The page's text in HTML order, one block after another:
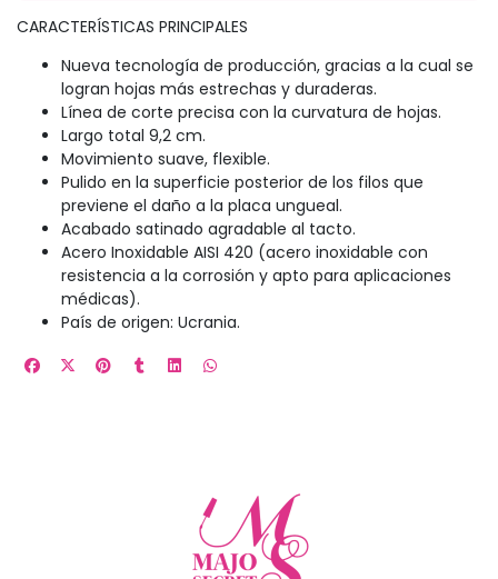
CARACTERÍSTICAS PRINCIPALES
Nueva tecnología de producción, gracias a la cual se
logran hojas más estrechas y duraderas.
Línea de corte precisa con la curvatura de hojas.
Largo total 9,2 cm.
Movimiento suave, flexible.
Pulido en la superficie posterior de los filos que
previene el daño a la placa ungueal.
Acabado satinado agradable al tacto.
Acero Inoxidable AISI 420 (acero inoxidable con
resistencia a la corrosión y apto para aplicaciones
médicas).
País de origen: Ucrania.